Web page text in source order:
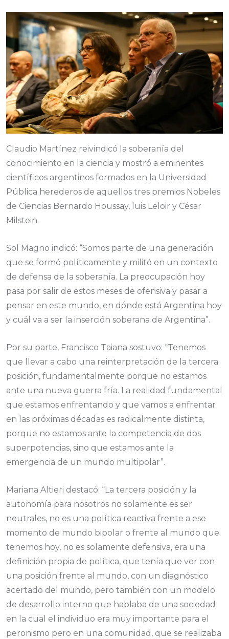
Claudio Martínez reivindicó la soberanía del
conocimiento en la ciencia y mostró a eminentes
científicos argentinos formados en la Universidad
Pública herederos de aquellos tres premios Nobeles
de Ciencias Bernardo Houssay, luis Leloir y César
Milstein.
Sol Magno indicó: “Somos parte de una generación
que se formó políticamente y militó en un contexto
de defensa de la soberanía. La preocupación hoy
pasa por salir de estos meses de ofensiva y pasar a
pensar en este mundo, en dónde está Argentina hoy
y cuál va a ser la inserción soberana de Argentina”.
Por su parte, Francisco Taiana sostuvo: “Tenemos
que llevar a cabo una reinterpretación de la tercera
posición, fundamentalmente porque no estamos
ante una nueva guerra fría. La realidad fundamental
que estamos enfrentando y que vamos a enfrentar
en las próximas décadas es radicalmente distinta,
porque no estamos ante la competencia de dos
superpotencias, sino que estamos ante la
emergencia de un mundo multipolar”.
Mariana Altieri destacó: “La tercera posición y la
autonomía para nosotros no solamente es ser
neutrales, no es una política reactiva frente a ese
momento de mundo bipolar o frente al mundo que
tenemos hoy, no es solamente defensiva, era una
definición propia de política, que tenía que ver con
una posición frente al mundo, con un diagnóstico
acertado del mundo, pero también con un modelo
de desarrollo interno que hablaba de una sociedad
en la cual el individuo era muy importante para el
peronismo pero en una comunidad, que se realizaba